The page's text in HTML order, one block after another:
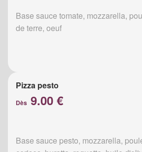
Base sauce tomate, mozzarella,
de terre, oeuf
Pizza pesto
Dès 9.00 €
Base sauce pesto, mozzarella,